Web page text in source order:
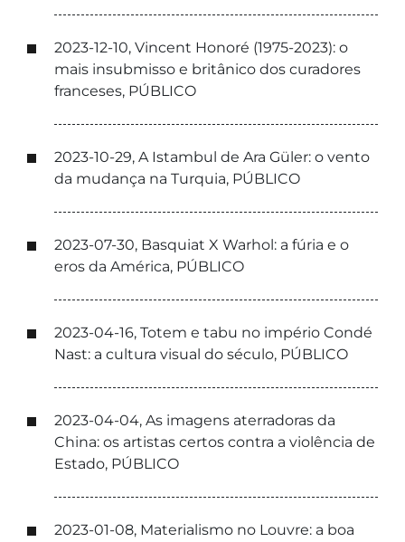
2023-12-10, Vincent Honoré (1975-2023): o
mais insubmisso e britânico dos curadores
franceses, PÚBLICO
2023-10-29, A Istambul de Ara Güler: o vento
da mudança na Turquia, PÚBLICO
2023-07-30, Basquiat X Warhol: a fúria e o
eros da América, PÚBLICO
2023-04-16, Totem e tabu no império Condé
Nast: a cultura visual do século, PÚBLICO
2023-04-04, As imagens aterradoras da
China: os artistas certos contra a violência de
Estado, PÚBLICO
2023-01-08, Materialismo no Louvre: a boa